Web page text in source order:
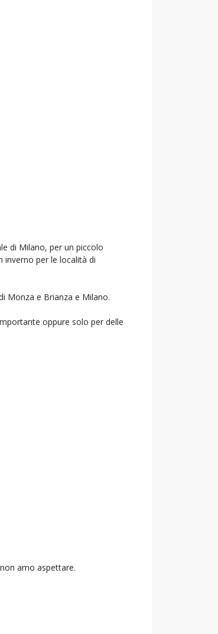
di Milano, per un piccolo
inverno per le località di
Monza e Brianza e Milano.
oppure solo per delle
amo aspettare.